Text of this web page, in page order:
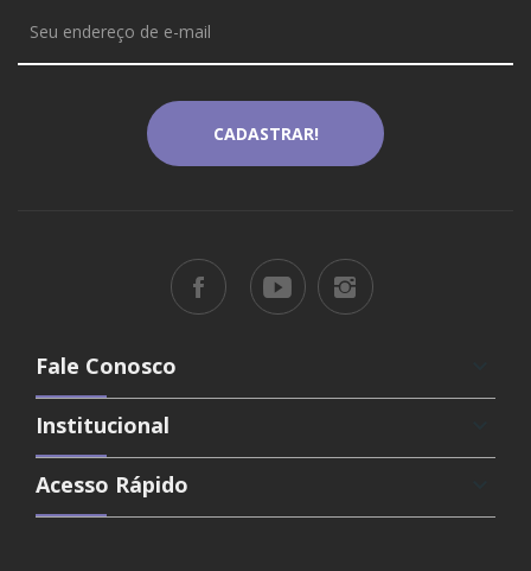
Fale Conosco
Institucional
Acesso Rápido